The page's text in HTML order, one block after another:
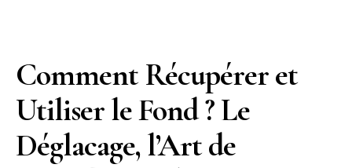
Comment Récupérer et
Utiliser le Fond ? Le
Déglacage, l’Art de